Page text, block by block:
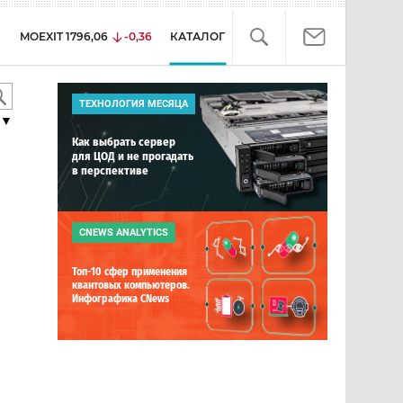
MOEXIT 1796,06 -0,36 КАТАЛОГ
▼
ТЕХНОЛОГИЯ МЕСЯЦА
Как выбрать сервер
для ЦОД и не прогадать
в перспективе
CNEWS ANALYTICS
Топ-10 сфер применения
квантовых компьютеров.
Инфографика CNews